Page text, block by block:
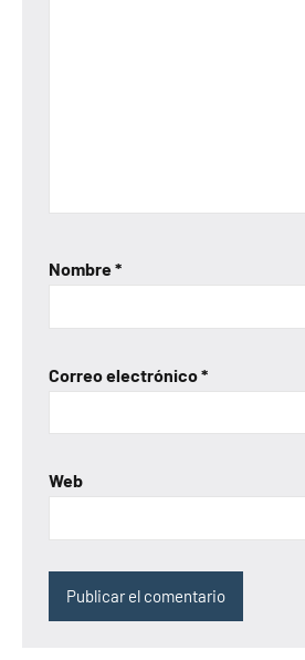
Nombre*
Correo electrónico*
Web